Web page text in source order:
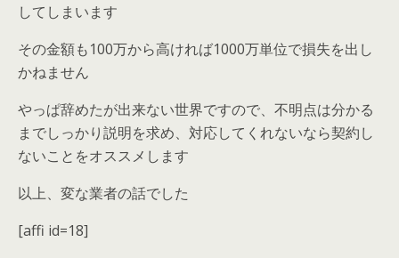
してしまいます
その金額も100万から高ければ1000万単位で損失を出し
かねません
やっぱ辞めたが出来ない世界ですので、不明点は分かる
までしっかり説明を求め、対応してくれないなら契約し
ないことをオススメします
以上、変な業者の話でした
[affi id=18]